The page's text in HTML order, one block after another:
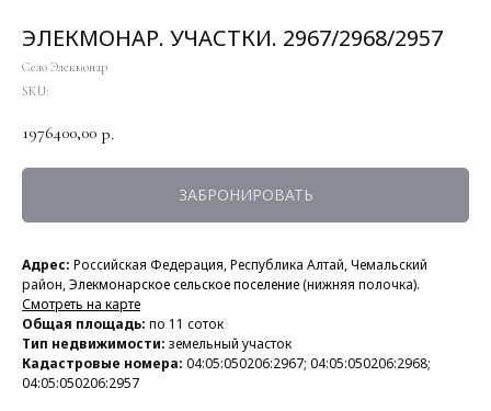
ЭЛЕКМОНАР. УЧАСТКИ. 2967/2968/2957
Село Элекмонар
SKU:
1976400,00 р.
ЗАБРОНИРОВАТЬ
Адрес: Российская Федерация, Республика Алтай, Чемальский
район,Элекмонарское сельское поселение(нижняя полочка).
Смотреть на карте
Общая площадь: по 11 соток
Тип недвижимости: земельный участок
Кадастровые номера: 04:05:050206:2967; 04:05:050206:2968;
04:05:050206:2957